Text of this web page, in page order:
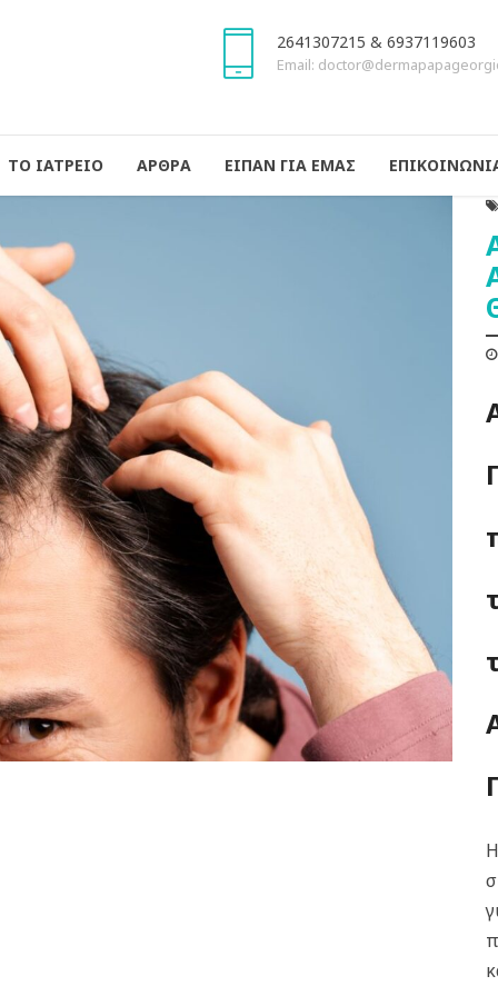
2641307215 & 6937119603
Email:
ΤΟ ΙΑΤΡΕΙΟ ΑΡΘΡΑ ΕΙΠΑΝ ΓΙΑ ΕΜΑΣ